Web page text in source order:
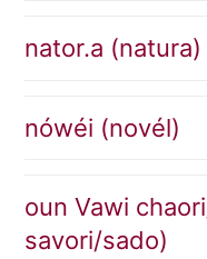
nator.a (natura)
nówéi (novél)
oun Vawi
savori/sado)